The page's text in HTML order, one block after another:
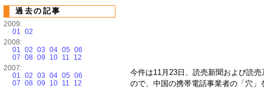
今件は11月23日、読売新聞および読
ので、中国の携帯電話事業者の「穴
過去の記事
2009:
01 02
2008:
01 02 03 04 05 06
07 08 09 10 11
12
2007:
01 02 03 04 05 06
07 08 09 10 11
12